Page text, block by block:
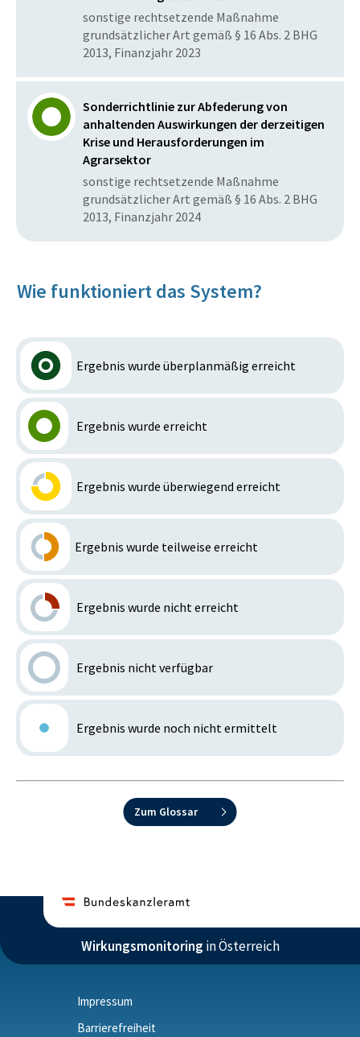
sonstige rechtsetzende Maßnahme
grundsätzlicher Art gemäß § 16 Abs. 2 BHG
2013, Finanzjahr 2023
Sonderrichtlinie zur Abfederung von
anhaltenden Auswirkungen der derzeitigen
Krise und Herausforderungen im
Agrarsektor
sonstige rechtsetzende Maßnahme
grundsätzlicher Art gemäß § 16 Abs. 2 BHG
2013, Finanzjahr 2024
Wie funktioniert das System?
Ergebnis wurde überplanmäßig erreicht
Ergebnis wurde erreicht
Ergebnis wurde überwiegend erreicht
Ergebnis wurde teilweise erreicht
Ergebnis wurde nicht erreicht
Ergebnis nicht verfügbar
Ergebnis wurde noch nicht ermittelt
Zum Glossar
Wirkungsmonitoring in Österreich
Impressum
Barrierefreiheit